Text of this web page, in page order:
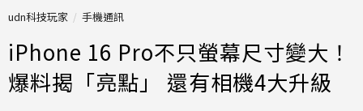
udn科技玩家 手機通訊
iPhone 16 Pro不只螢幕尺寸變大！
爆料揭「亮點」 還有相機4大升級